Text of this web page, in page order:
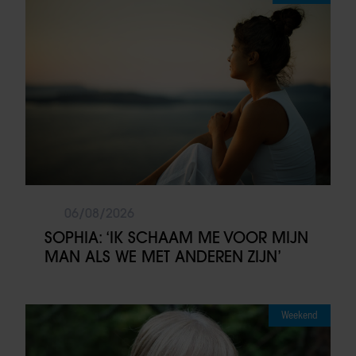
SOPHIA: ‘IK SCHAAM ME VOOR MIJN
MAN ALS WE MET ANDEREN ZIJN’
Weekend